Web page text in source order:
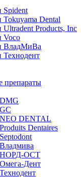
Spident
Dental
Products, Inc
Voco
ВладМиВа
препараты
DENTAL
Dentaires
НОРД-ОСТ
Дент